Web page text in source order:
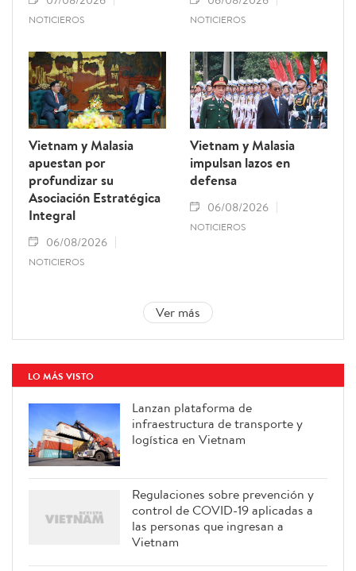
NOTICIEROS NOTICIEROS
Vietnam y Malasia
apuestan por
profundizar su
Asociación Estratégica
Integral
06/08/2026
NOTICIEROS
Vietnam y Malasia
impulsan lazos en
defensa
06/08/2026
NOTICIEROS
Ver más
LO MÁS VISTO
Lanzan plataforma de
infraestructura de transporte y
logística en Vietnam
Regulaciones sobre prevención y
control de COVID-19 aplicadas a
las personas que ingresan a
Vietnam